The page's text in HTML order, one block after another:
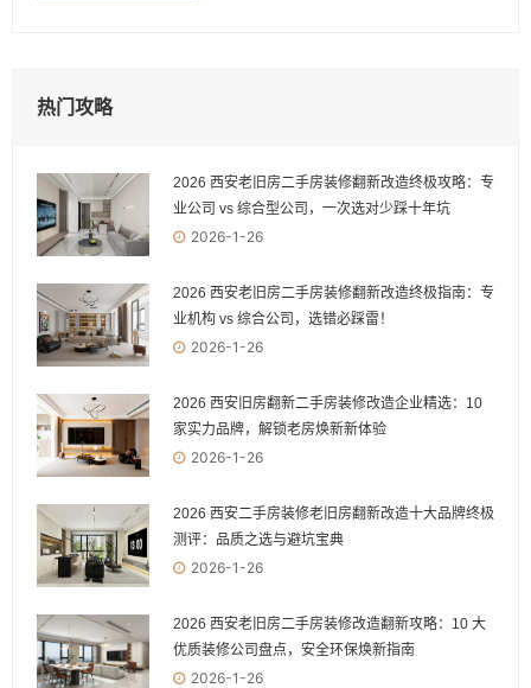
热门攻略
2026 西安老旧房二手房装修翻新改造终极攻略：专
业公司 vs 综合型公司，一次选对少踩十年坑
2026-1-26
2026 西安老旧房二手房装修翻新改造终极指南：专
业机构 vs 综合公司，选错必踩雷！
2026-1-26
2026 西安旧房翻新二手房装修改造企业精选：10
家实力品牌，解锁老房焕新新体验
2026-1-26
2026 西安二手房装修老旧房翻新改造十大品牌终极
测评：品质之选与避坑宝典
2026-1-26
2026 西安老旧房二手房装修改造翻新攻略：10 大
优质装修公司盘点，安全环保焕新指南
2026-1-26